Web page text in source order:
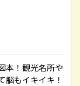
本！観光名所や
脳もイキイキ！